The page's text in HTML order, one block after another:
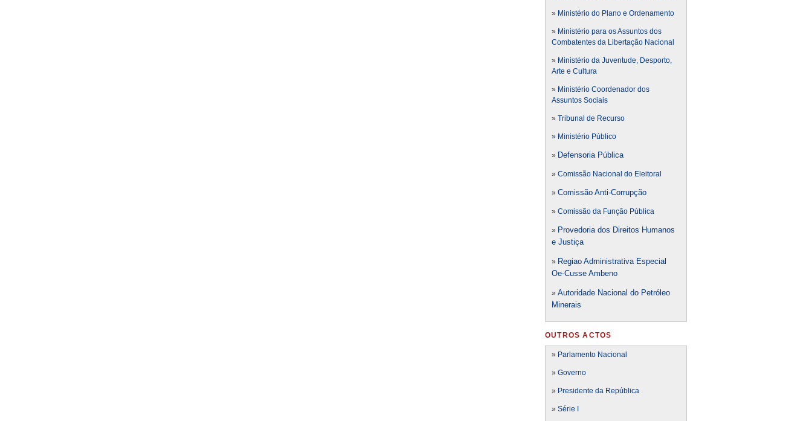
» Ministério do Plano e Ordenamento
» Ministério para os Assuntos dos
Combatentes da Libertação Nacional
» Ministério da Juventude, Desporto,
Arte e Cultura
» Ministério Coordenador dos
Assuntos Sociais
» Tribunal de Recurso
» Ministério Público
» Defensoria Pública
» Comissão Nacional do Eleitoral
» Comissão Anti-Corrupção
» Comissão da Função Pública
» Provedoria dos Direitos Humanos
e Justiça
» Regiao Administrativa Especial
Oe-Cusse Ambeno
» Autoridade Nacional do Petróleo
Minerais
OUTROS ACTOS
» Parlamento Nacional
» Governo
» Presidente da República
» Série I